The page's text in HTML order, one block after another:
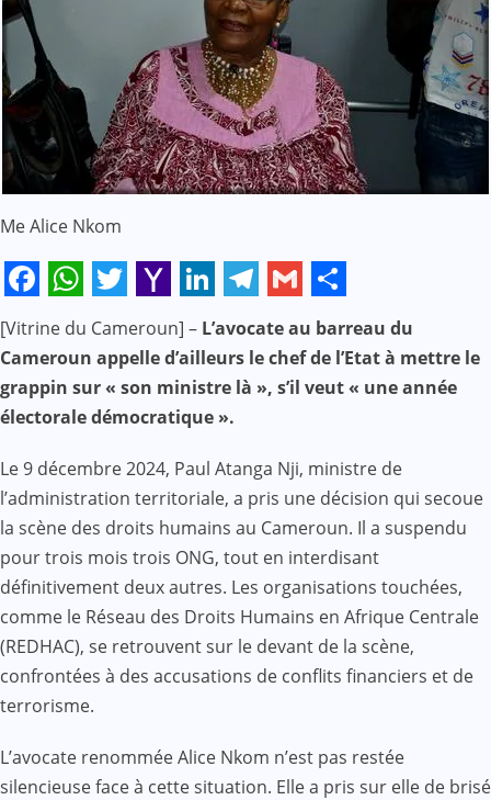
Me Alice Nkom
Facebook
WhatsApp
Twitter
Yahoo
Mail
LinkedIn
Telegram
Gmail
Share
[Vitrine du Cameroun] – L’avocate au barreau du
Cameroun appelle d’ailleurs le chef de l’Etat à mettre le
grappin sur « son ministre là », s’il veut « une année
électorale démocratique ».
Le 9 décembre 2024, Paul Atanga Nji, ministre de
l’administration territoriale, a pris une décision qui secoue
la scène des droits humains au Cameroun. Il a suspendu
pour trois mois trois ONG, tout en interdisant
définitivement deux autres. Les organisations touchées,
comme le Réseau des Droits Humains en Afrique Centrale
(REDHAC), se retrouvent sur le devant de la scène,
confrontées à des accusations de conflits financiers et de
terrorisme.
L’avocate renommée Alice Nkom n’est pas restée
silencieuse face à cette situation. Elle a pris sur elle de brisé